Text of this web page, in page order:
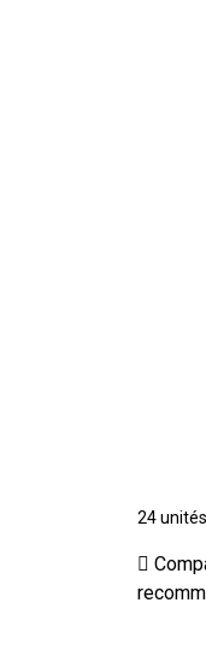
24 unités